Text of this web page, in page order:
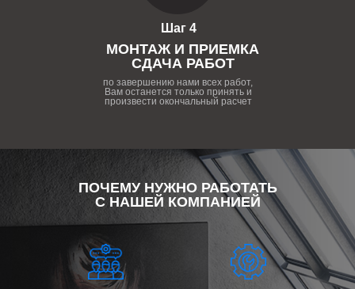
Шаг 4
МОНТАЖ И ПРИЕМКА
СДАЧА РАБОТ
по завершению нами всех работ,
Вам останется только принять и
произвести окончальный расчет
ПОЧЕМУ НУЖНО РАБОТАТЬ
С НАШЕЙ КОМПАНИЕЙ